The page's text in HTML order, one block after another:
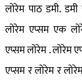
लोरेम पाठ डमी.
लोरेम एप्सम एक
एप्सम लोरेम . लोरेम
एप्सम र लोरेम र